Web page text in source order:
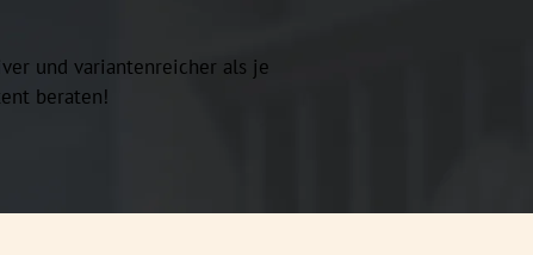
und variantenreicher als je
beraten!